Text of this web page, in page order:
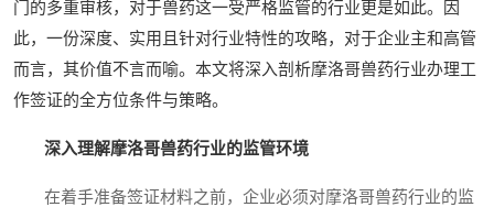
门的多重审核，对于兽药这一受严格监管的行业更是如此。因
此，一份深度、实用且针对行业特性的攻略，对于企业主和高管
而言，其价值不言而喻。本文将深入剖析摩洛哥兽药行业办理工
作签证的全方位条件与策略。
深入理解摩洛哥兽药行业的监管环境
在着手准备签证材料之前，企业必须对摩洛哥兽药行业的监